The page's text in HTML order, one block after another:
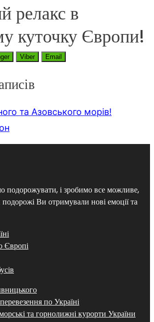
релакс в
куточку Європи!
Viber Email
та Азовського морів!
подорожувати, і зробимо все можливе,
Ви отримували нові емоції та
Європі
по Україні
та горнолижні курорти України